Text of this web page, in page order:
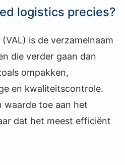
logistics precies?
is de verzamelnaam
die verder gaan dan
ompakken,
en kwaliteitscontrole.
waarde toe aan het
dat het meest efficiënt